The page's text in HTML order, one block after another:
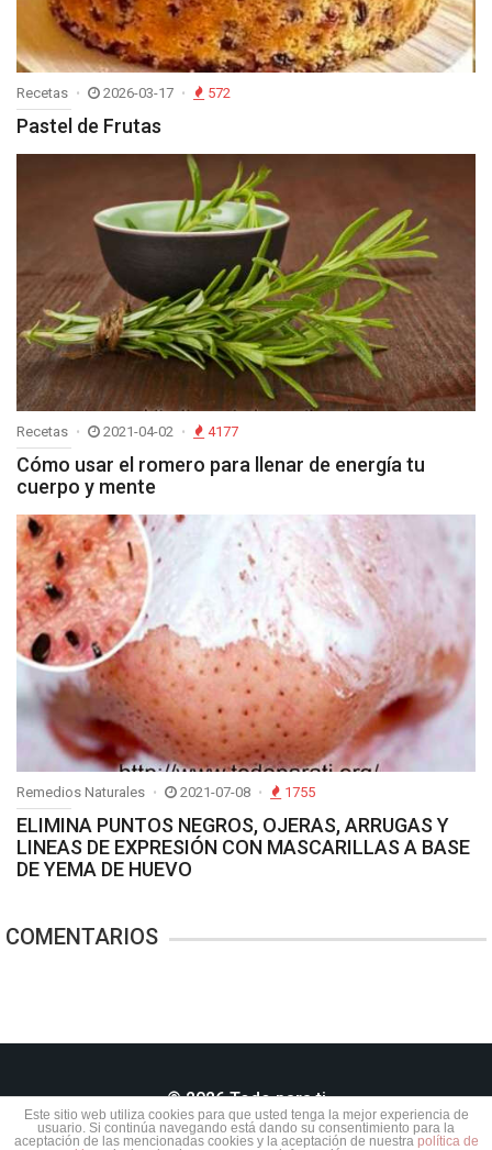
Recetas 2026-03-17 572
Pastel de Frutas
Recetas 2021-04-02 4177
Cómo usar el romero para llenar de energía tu
cuerpo y mente
Remedios Naturales 2021-07-08 1755
ELIMINA PUNTOS NEGROS, OJERAS, ARRUGAS Y
LINEAS DE EXPRESIÓN CON MASCARILLAS A BASE
DE YEMA DE HUEVO
COMENTARIOS
© 2026 Todo para ti
Este sitio web utiliza cookies para que usted tenga la mejor experiencia de
usuario. Si continúa navegando está dando su consentimiento para la
aceptación de las mencionadas cookies y la aceptación de nuestra política de